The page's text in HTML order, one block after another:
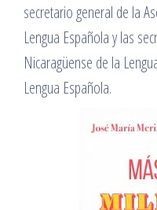
secretario general de la
Lengua Española y las
Nicaragüense de la
Lengua Española.